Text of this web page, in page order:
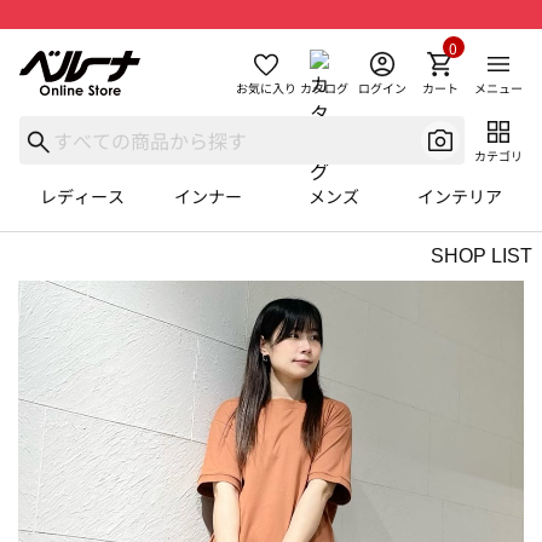
お気に入り カタログ ログイン カート
0
メニュー
カテゴリ
レディース インナー メンズ インテリア
SHOP LIST